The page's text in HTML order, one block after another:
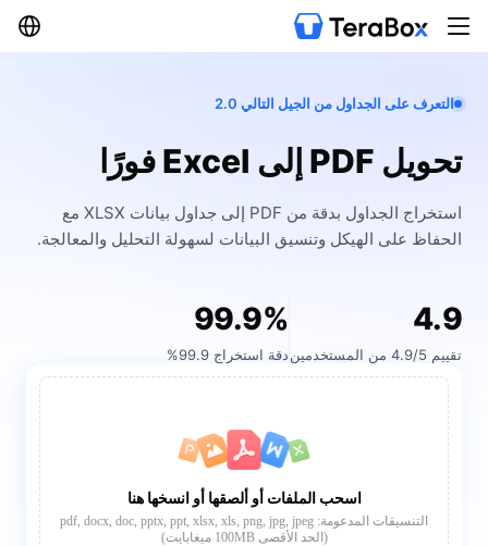
التعرف على الجداول من الجيل التالي 2.0
تحويل PDF إلى Excel فورًا
استخراج الجداول بدقة من PDF إلى جداول بيانات XLSX مع
الحفاظ على الهيكل وتنسيق البيانات لسهولة التحليل والمعالجة.
4.9
تقييم 4.9/5 من المستخدمين
99.9%
دقة استخراج 99.9%
اسحب الملفات أو ألصقها أو انسخها هنا
التنسيقات المدعومة: pdf, docx, doc, pptx, ppt, xlsx, xls, png, jpg, jpeg
(الحد الأقصى 100MB ميغابايت)